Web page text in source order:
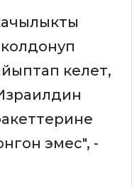
келет,
эмес", -